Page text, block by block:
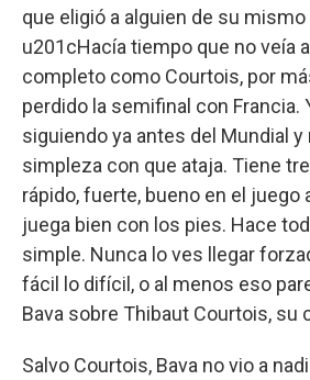
que eligió a alguien de su
u201cHacía tiempo que no veía
completo como Courtois, por
perdido la semifinal con Francia.
siguiendo ya antes del Mundial
simpleza con que ataja. Tiene
rápido, fuerte, bueno en el juego
juega bien con los pies. Hace
simple. Nunca lo ves llegar
fácil lo difícil, o al menos eso
Bava sobre Thibaut Courtois, su
Salvo Courtois, Bava no vio a